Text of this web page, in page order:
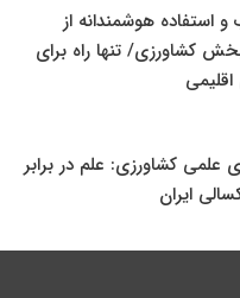
استفاده هوشمندانه از
کشاورزی/ تنها راه برای
علمی کشاورزی: علم در برابر
ایران